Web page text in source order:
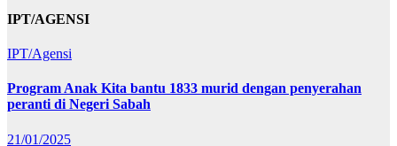
IPT/AGENSI
IPT/Agensi
Program Anak Kita bantu 1833 murid dengan penyerahan
peranti di Negeri Sabah
21/01/2025